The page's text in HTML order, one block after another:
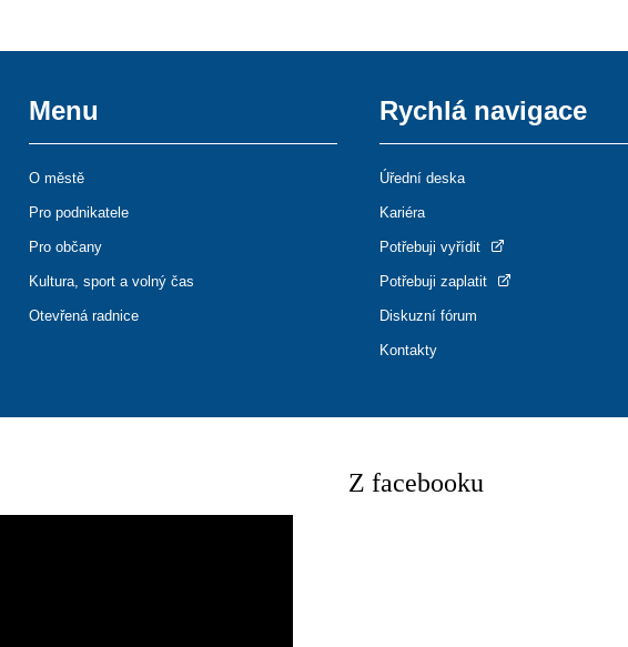
Menu
O městě
Pro podnikatele
Pro občany
Kultura, sport a volný čas
Otevřená radnice
Rychlá navigace
Úřední deska
Kariéra
Potřebuji vyřídit
Potřebuji zaplatit
Diskuzní fórum
Kontakty
Z facebooku